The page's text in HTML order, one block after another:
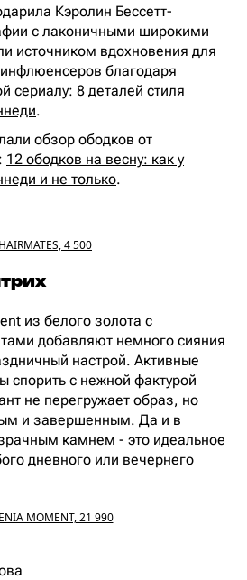
Кэролин Бессетт-
с лаконичными широкими
источником вдохновения для
благодаря
сериалу: 8 деталей стиля
.
обзор ободков от
12 ободков на весну: как у
и не только.
HAIRMATES, 4 500
из белого золота с
добавляют немного сияния
настрой. Активные
спорить с нежной фактурой
не перегружает образ, но
и завершенным. Да и в
камнем - это идеальное
дневного или вечернего
MOMENT, 21 990